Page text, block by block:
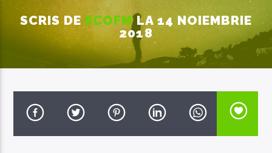
069155998
SCRIS DEECOFMLA 14 NOIEMBRIE
2018